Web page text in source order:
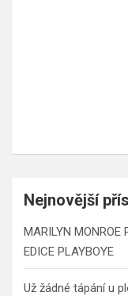
Nejnovější
MARILYN MONROE
EDICE PLAYBOYE
Už žádné tápání u